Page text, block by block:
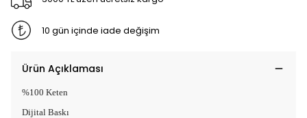
10 gün içinde iade değişim
Ürün Açıklaması
%100 Keten
Dijital Baskı